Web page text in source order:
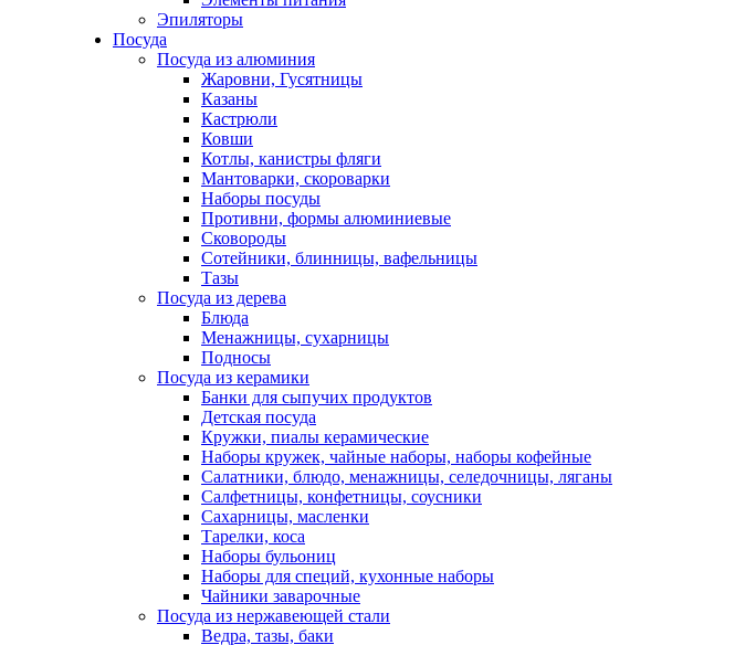
Эпиляторы
Посуда
Посуда из алюминия
Жаровни, Гусятницы
Казаны
Кастрюли
Ковши
Котлы, канистры фляги
Мантоварки, скороварки
Наборы посуды
Противни, формы алюминиевые
Сковороды
Сотейники, блинницы, вафельницы
Тазы
Посуда из дерева
Блюда
Менажницы, сухарницы
Подносы
Посуда из керамики
Банки для сыпучих продуктов
Детская посуда
Кружки, пиалы керамические
Наборы кружек, чайные наборы, наборы кофейные
Салатники, блюдо, менажницы, селедочницы, ляганы
Салфетницы, конфетницы, соусники
Сахарницы, масленки
Тарелки, коса
Наборы бульониц
Наборы для специй, кухонные наборы
Чайники заварочные
Посуда из нержавеющей стали
Ведра, тазы, баки